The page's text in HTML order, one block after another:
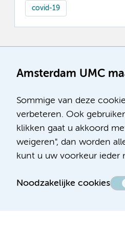
Amsterdam UMC
Sommige van deze
verbeteren. Ook
klikken gaat u akkoord
weigeren", dan worden
kunt u uw voorkeur ieder
Noodzakelijke cookies
covid-19